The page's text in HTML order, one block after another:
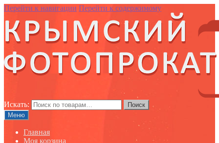
Перейти к навигации Перейти к содержимому
Искать:
Поиск
Меню
Главная
Моя корзина